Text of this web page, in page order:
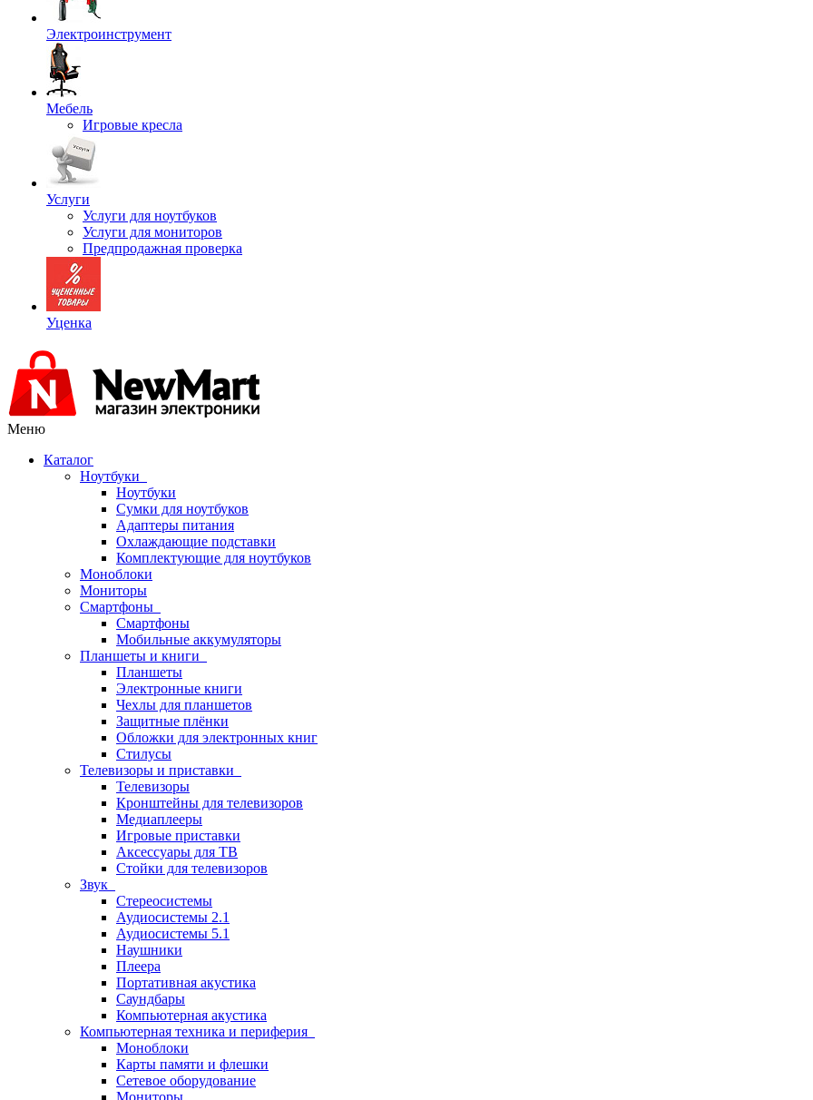
Электроинструмент
Мебель
Игровые кресла
Услуги
Услуги для ноутбуков
Услуги для мониторов
Предпродажная проверка
Уценка
Меню
Каталог
Ноутбуки
Ноутбуки
Сумки для ноутбуков
Адаптеры питания
Охлаждающие подставки
Комплектующие для ноутбуков
Моноблоки
Мониторы
Смартфоны
Смартфоны
Мобильные аккумуляторы
Планшеты и книги
Планшеты
Электронные книги
Чехлы для планшетов
Защитные плёнки
Обложки для электронных книг
Стилусы
Телевизоры и приставки
Телевизоры
Кронштейны для телевизоров
Медиаплееры
Игровые приставки
Аксессуары для ТВ
Стойки для телевизоров
Звук
Стереосистемы
Аудиосистемы 2.1
Аудиосистемы 5.1
Наушники
Плеера
Портативная акустика
Саундбары
Компьютерная акустика
Компьютерная техника и периферия
Моноблоки
Карты памяти и флешки
Сетевое оборудование
Мониторы